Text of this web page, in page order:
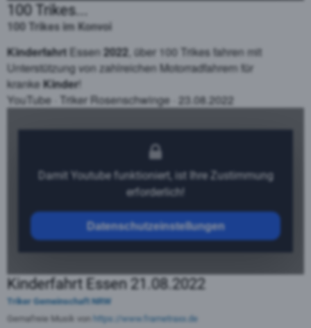
100 Trikes...
100 Trikes im Konvoi
KinderfahrtEssen 2022 , über 100 Trikes fahren mit
Unterstützung von zahlreichen Motorradfahrern für
krankeKinder!
YouTube
Triker Rosenschwinge 23.08.2022
Damit Youtube funktioniert, ist Ihre Zustimmung
erforderlich!
Datenschutzeinstellungen
Kinderfahrt Essen 21.08.2022
Triker Gemeinschaft NRW
Gemafreie Musik von
https://www.frametraxx.de